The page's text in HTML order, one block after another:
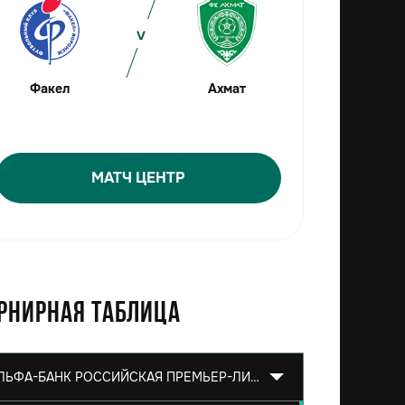
Факел Ахмат
МАТЧ ЦЕНТР
таблица
АЛЬФА-БАНК РОССИЙСКАЯ ПРЕМЬЕР-ЛИГА 2026/2027